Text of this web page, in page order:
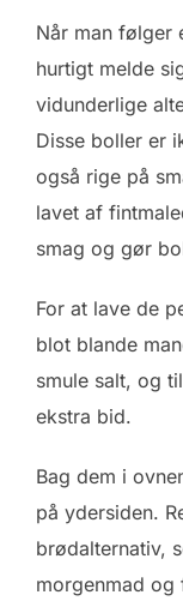
Når man følger
hurtigt melde
vidunderlige
Disse boller er
også rige på
lavet af
smag og gør
For at lave de
blot blande
smule salt, og
ekstra bid.
Bag dem i
på ydersiden.
brødalternativ,
morgenmad